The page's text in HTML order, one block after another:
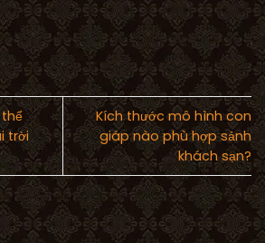
trời
Kích thước mô hình con
giáp nào phù hợp sảnh
khách sạn?